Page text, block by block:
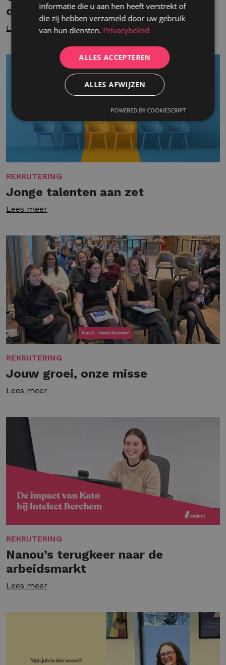
onmisbare kracht
Lees meer
REKRUTERING
Jonge talenten aan zet
Lees meer
REKRUTERING
Jouw groei, onze misse
Lees meer
REKRUTERING
Nanou’s terugkeer naar de
arbeidsmarkt
Lees meer
informatie die u aan hen heeft verstrekt of
die zij hebben verzameld door uw gebruik
van hun diensten. Privacybeleid
ALLES ACCEPTEREN
ALLES AFWIJZEN
POWERED BY COOKIESCRIPT